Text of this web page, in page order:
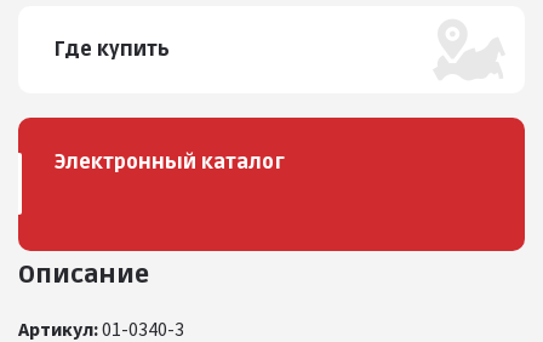
Описание
Артикул:01-0340-3
Где купить
Электронный каталог